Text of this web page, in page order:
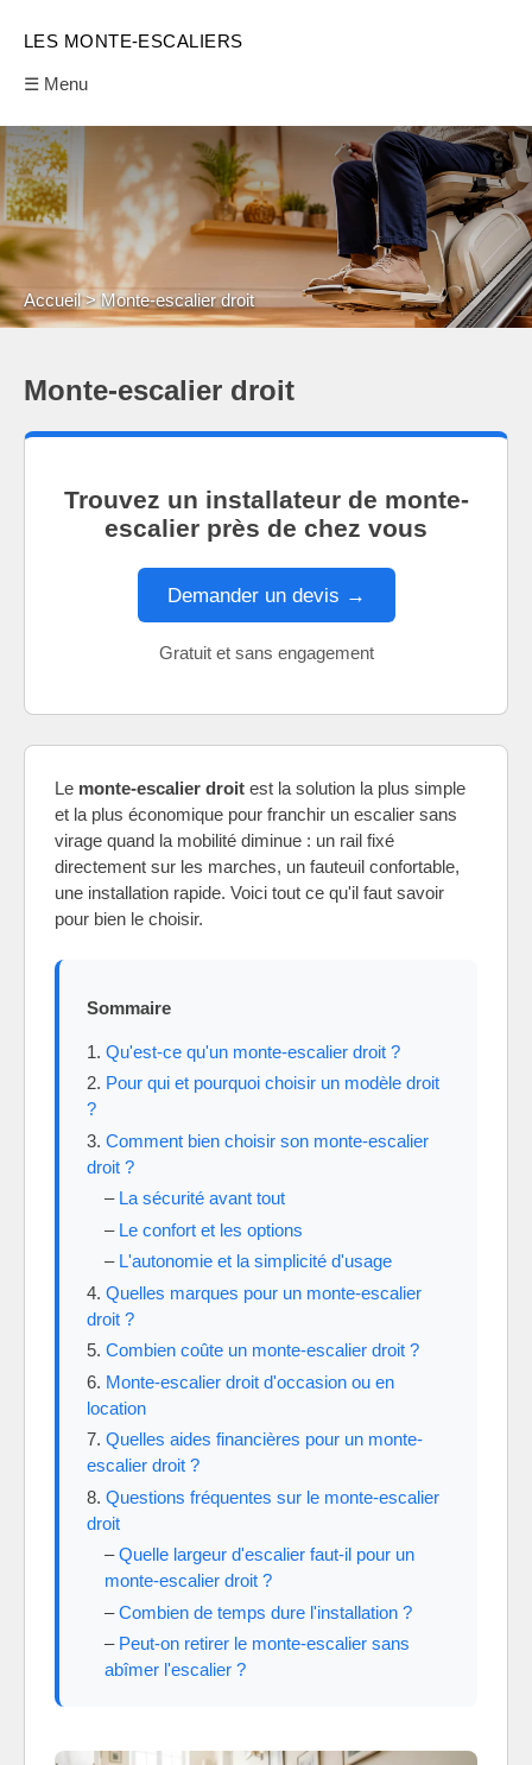
LES MONTE-ESCALIERS
☰ Menu
Accueil Monte-escalier droit
Monte-escalier droit
Trouvez un installateur de monte-
escalier près de chez vous
Demander un devis →
Gratuit et sans engagement
Le monte-escalier droit est la solution la plus simple
et la plus économique pour franchir un escalier sans
virage quand la mobilité diminue : un rail fixé
directement sur les marches, un fauteuil confortable,
une installation rapide. Voici tout ce qu'il faut savoir
pour bien le choisir.
Sommaire
Qu'est-ce qu'un monte-escalier droit ?
Pour qui et pourquoi choisir un modèle droit
?
Comment bien choisir son monte-escalier
droit ?
La sécurité avant tout
Le confort et les options
L'autonomie et la simplicité d'usage
Quelles marques pour un monte-escalier
droit ?
Combien coûte un monte-escalier droit ?
Monte-escalier droit d'occasion ou en
location
Quelles aides financières pour un monte-
escalier droit ?
Questions fréquentes sur le monte-escalier
droit
Quelle largeur d'escalier faut-il pour un
monte-escalier droit ?
Combien de temps dure l'installation ?
Peut-on retirer le monte-escalier sans
abîmer l'escalier ?